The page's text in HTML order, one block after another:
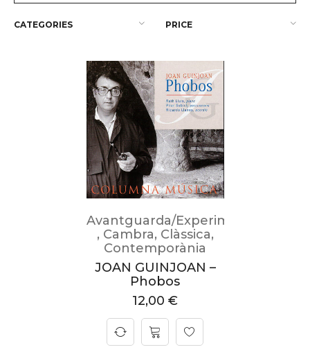
CATEGORIES PRICE
Avantguarda/Experimental
, Cambra, Clàssica,
Contemporània
JOAN GUINJOAN –
Phobos
12,00 €